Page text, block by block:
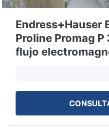
Endress+Hauser
Proline Promag
flujo